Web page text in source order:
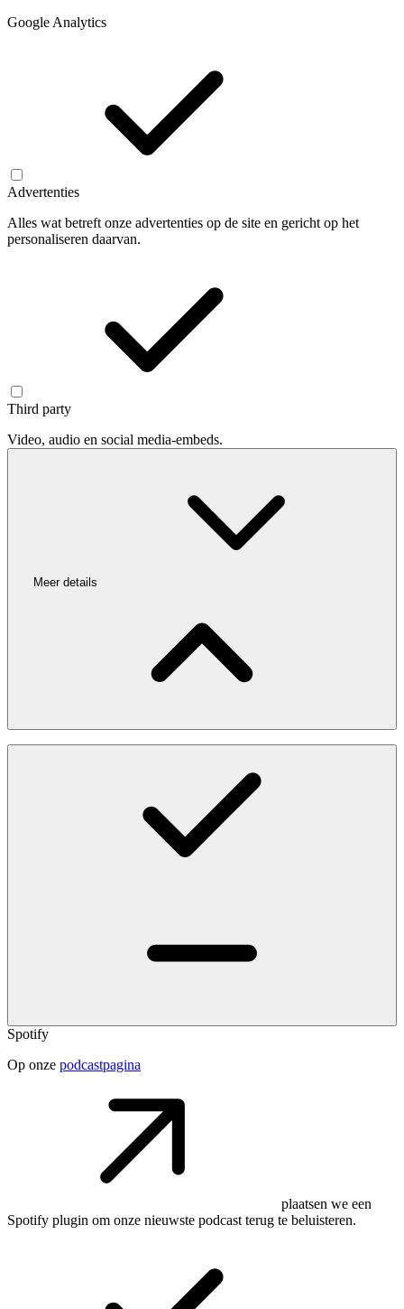
Google Analytics
Advertenties
Alles wat betreft onze advertenties op de site en gericht op het
personaliseren daarvan.
Third party
Video, audio en social media-embeds.
Meer details
Spotify
Op onze podcastpagina
plaatsen we een
Spotify plugin om onze nieuwste podcast terug te beluisteren.